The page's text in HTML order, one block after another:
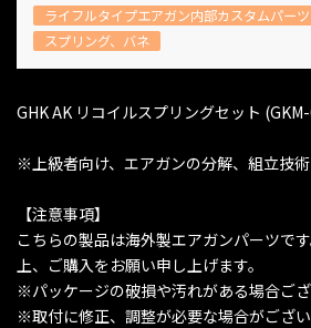
ライフルタイプエアガン内部カスタムパーツ
スプリング、バネ
GHK AK リコイルスプリングセット (GKM-
※上級者向け、エアガンの分解、組立技術
【注意事項】
こちらの製品は海外製エアガンパーツで
上、ご購入をお願い申し上げます。
※パッケージの破損や汚れがある場合ござ
※取付に修正、調整が必要な場合がござい